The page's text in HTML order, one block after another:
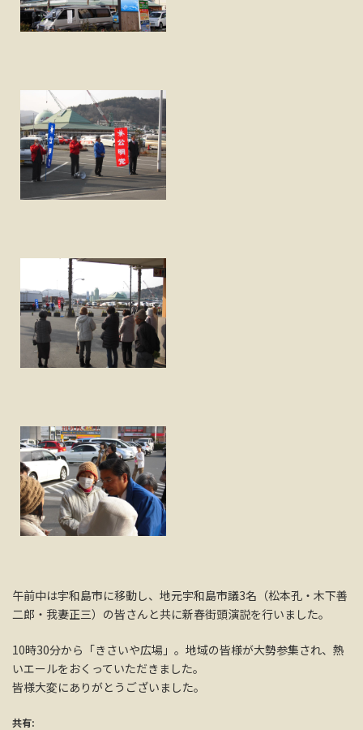
午前中は宇和島市に移動し、地元宇和島市議3名（松本孔・木下善
二郎・我妻正三）の皆さんと共に新春街頭演説を行いました。
10時30分から「きさいや広場」。地域の皆様が大勢参集され、熱
いエールをおくっていただきました。
皆様大変にありがとうございました。
共有: